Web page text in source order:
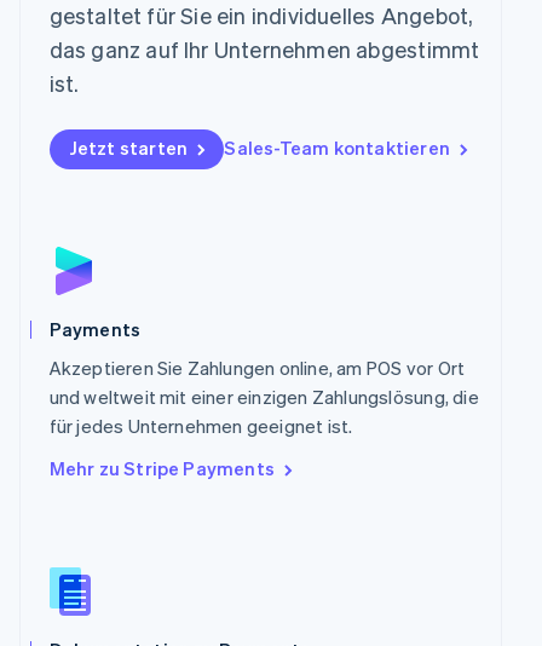
gestaltet für Sie ein individuelles Angebot,
das ganz auf Ihr Unternehmen abgestimmt
ist.
Jetzt starten Sales-Team kontaktieren
Payments
Akzeptieren Sie Zahlungen online, am POS vor Ort
und weltweit mit einer einzigen Zahlungslösung, die
für jedes Unternehmen geeignet ist.
Mehr zu Stripe Payments
Norwegen
English
Polen
English
Portugal
Schweden
Deutsch
Singapur
English 简体中文
Slowakei
English
Slowenien
English
Spanien
Español